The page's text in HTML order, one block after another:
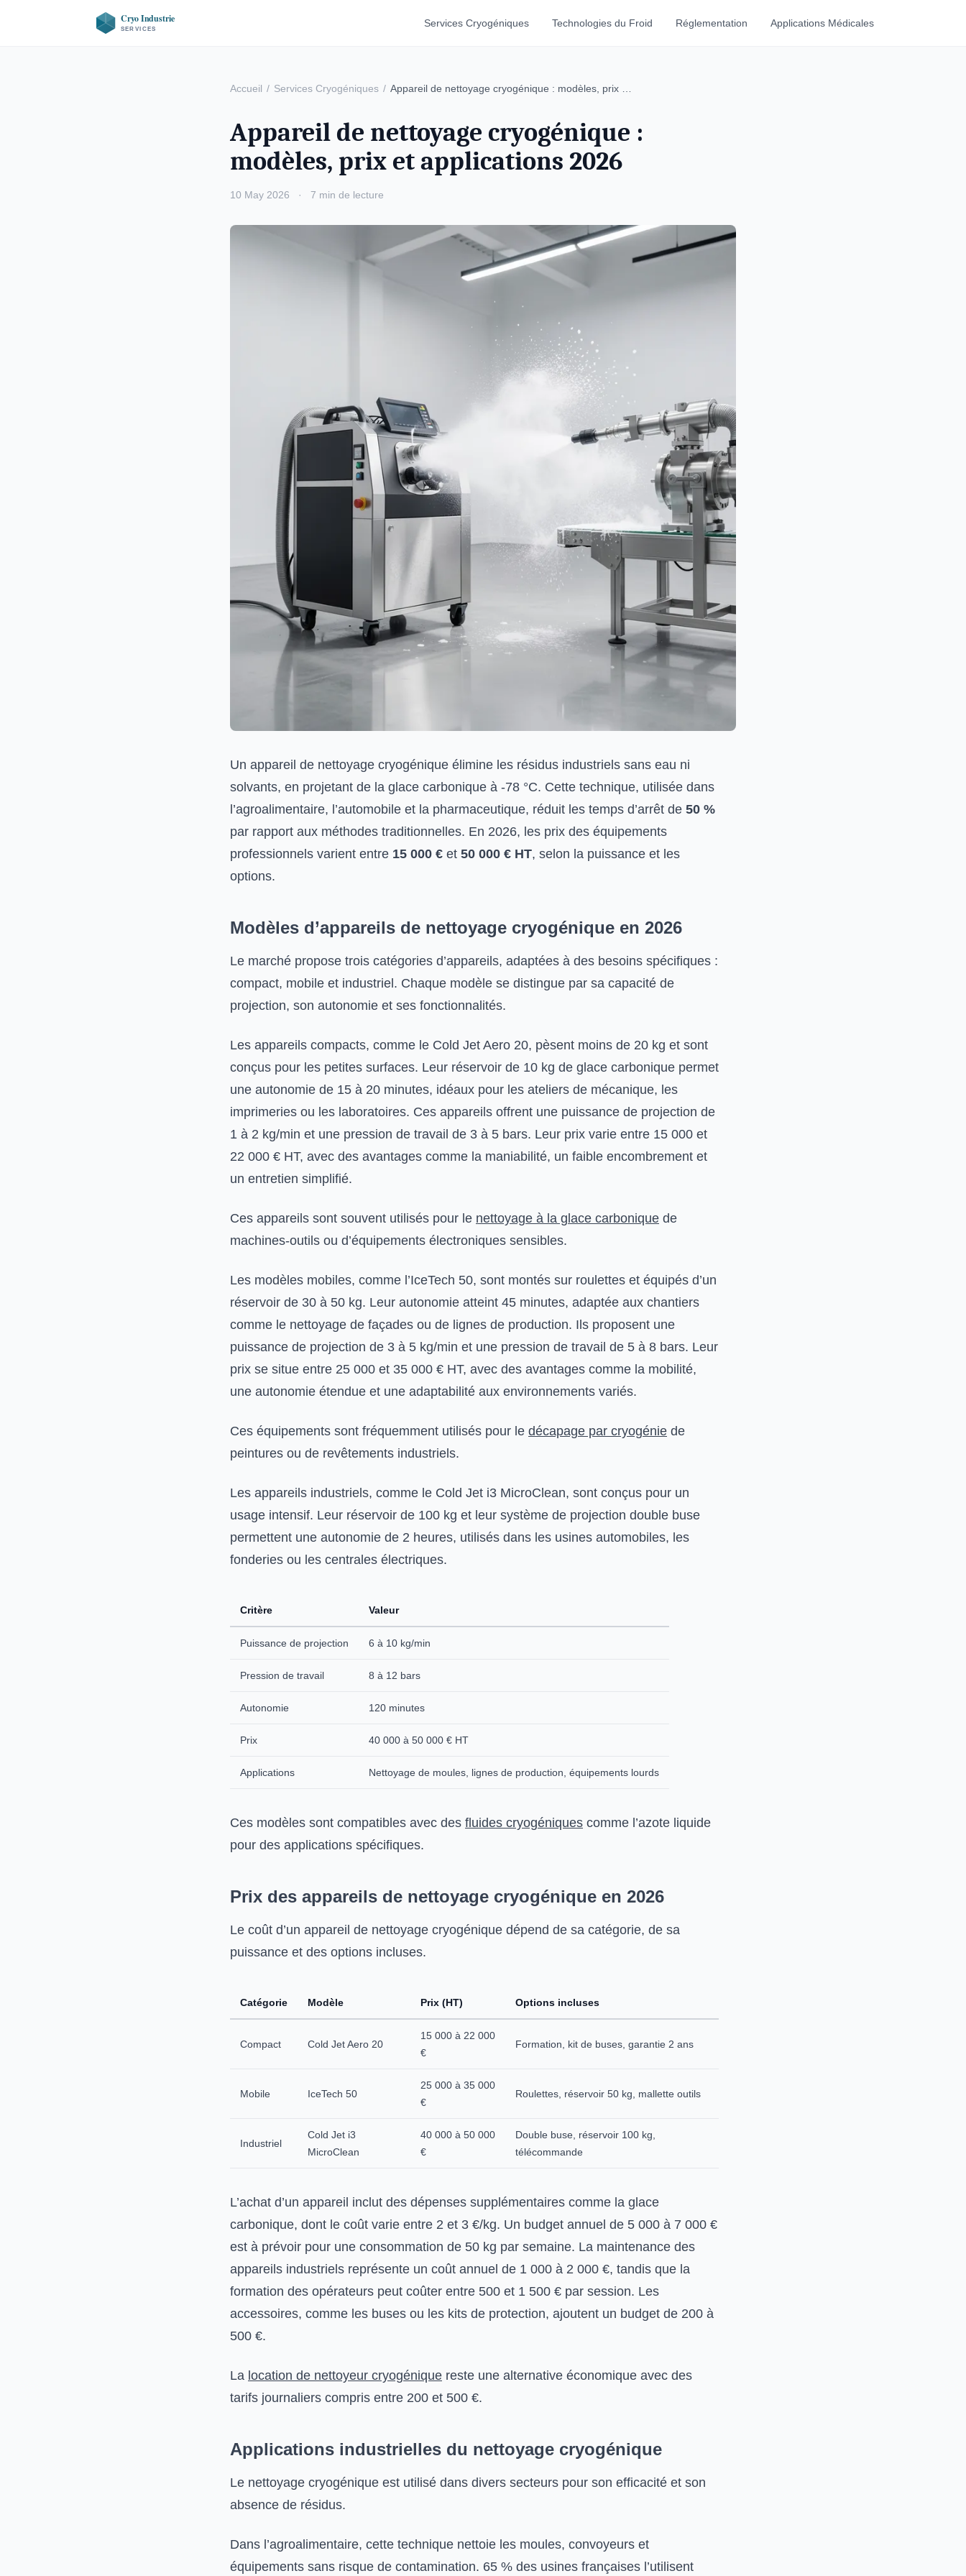
Services Cryogéniques Technologies du Froid Réglementation Applications Médicales
Accueil / Services Cryogéniques / Appareil de nettoyage cryogénique : modèles, prix …
Appareil de nettoyage cryogénique :
modèles, prix et applications 2026
10 May 2026 · 7 min de lecture
Un appareil de nettoyage cryogénique élimine les résidus industriels sans eau ni
solvants, en projetant de la glace carbonique à -78 °C. Cette technique, utilisée dans
l’agroalimentaire, l’automobile et la pharmaceutique, réduit les temps d’arrêt de 50 %
par rapport aux méthodes traditionnelles. En 2026, les prix des équipements
professionnels varient entre 15 000 € et 50 000 € HT, selon la puissance et les
options.
Modèles d’appareils de nettoyage cryogénique en 2026
Le marché propose trois catégories d’appareils, adaptées à des besoins spécifiques :
compact, mobile et industriel. Chaque modèle se distingue par sa capacité de
projection, son autonomie et ses fonctionnalités.
Les appareils compacts, comme le Cold Jet Aero 20, pèsent moins de 20 kg et sont
conçus pour les petites surfaces. Leur réservoir de 10 kg de glace carbonique permet
une autonomie de 15 à 20 minutes, idéaux pour les ateliers de mécanique, les
imprimeries ou les laboratoires. Ces appareils offrent une puissance de projection de
1 à 2 kg/min et une pression de travail de 3 à 5 bars. Leur prix varie entre 15 000 et
22 000 € HT, avec des avantages comme la maniabilité, un faible encombrement et
un entretien simplifié.
Ces appareils sont souvent utilisés pour le nettoyage à la glace carbonique de
machines-outils ou d’équipements électroniques sensibles.
Les modèles mobiles, comme l’IceTech 50, sont montés sur roulettes et équipés d’un
réservoir de 30 à 50 kg. Leur autonomie atteint 45 minutes, adaptée aux chantiers
comme le nettoyage de façades ou de lignes de production. Ils proposent une
puissance de projection de 3 à 5 kg/min et une pression de travail de 5 à 8 bars. Leur
prix se situe entre 25 000 et 35 000 € HT, avec des avantages comme la mobilité,
une autonomie étendue et une adaptabilité aux environnements variés.
Ces équipements sont fréquemment utilisés pour le décapage par cryogénie de
peintures ou de revêtements industriels.
Les appareils industriels, comme le Cold Jet i3 MicroClean, sont conçus pour un
usage intensif. Leur réservoir de 100 kg et leur système de projection double buse
permettent une autonomie de 2 heures, utilisés dans les usines automobiles, les
fonderies ou les centrales électriques.
Critère Valeur
Puissance de projection 6 à 10 kg/min
Pression de travail 8 à 12 bars
Autonomie 120 minutes
Prix 40 000 à 50 000 € HT
Applications Nettoyage de moules, lignes de production, équipements lourds
Ces modèles sont compatibles avec des fluides cryogéniques comme l’azote liquide
pour des applications spécifiques.
Prix des appareils de nettoyage cryogénique en 2026
Le coût d’un appareil de nettoyage cryogénique dépend de sa catégorie, de sa
puissance et des options incluses.
Catégorie Modèle Prix (HT) Options incluses
Compact Cold Jet Aero 20
15 000 à 22 000
€
Formation, kit de buses, garantie 2 ans
Mobile IceTech 50
25 000 à 35 000
€
Roulettes, réservoir 50 kg, mallette outils
Industriel
Cold Jet i3
MicroClean
40 000 à 50 000
€
Double buse, réservoir 100 kg,
télécommande
L’achat d’un appareil inclut des dépenses supplémentaires comme la glace
carbonique, dont le coût varie entre 2 et 3 €/kg. Un budget annuel de 5 000 à 7 000 €
est à prévoir pour une consommation de 50 kg par semaine. La maintenance des
appareils industriels représente un coût annuel de 1 000 à 2 000 €, tandis que la
formation des opérateurs peut coûter entre 500 et 1 500 € par session. Les
accessoires, comme les buses ou les kits de protection, ajoutent un budget de 200 à
500 €.
La location de nettoyeur cryogénique reste une alternative économique avec des
tarifs journaliers compris entre 200 et 500 €.
Applications industrielles du nettoyage cryogénique
Le nettoyage cryogénique est utilisé dans divers secteurs pour son efficacité et son
absence de résidus.
Dans l’agroalimentaire, cette technique nettoie les moules, convoyeurs et
équipements sans risque de contamination. 65 % des usines françaises l’utilisent